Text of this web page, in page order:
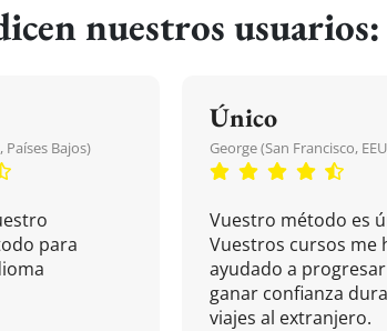
nuestros usuarios:
Bajos)
para
Único
George (San Francisco,
Vuestro método es
Vuestros cursos me
ayudado a progresar
ganar confianza
viajes al extranjero.